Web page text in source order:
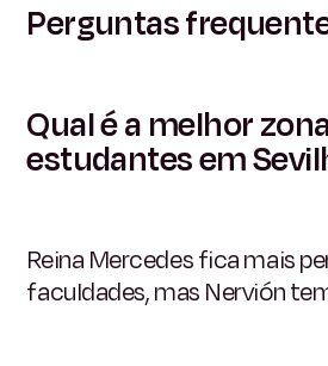
Perguntas
Qual é a melhor
estudantes em
Reina Mercedes fica mais
faculdades, mas Nervión